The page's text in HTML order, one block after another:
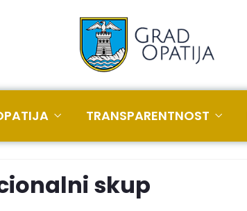
TRANSPARENTNOST
skup